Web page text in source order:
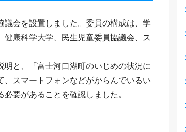
会を設置しました。委員の構成は、学
康科学大学、民生児童委員協議会、ス
と、「富士河口湖町のいじめの状況に
スマートフォンなどがからんでいるい
要があることを確認しました。